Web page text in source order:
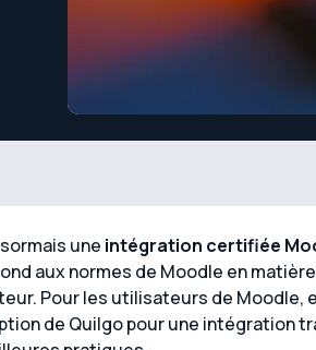
une intégration certifiée
aux normes de Moodle en
Pour les utilisateurs de Moodle,
de Quilgo pour une intégration